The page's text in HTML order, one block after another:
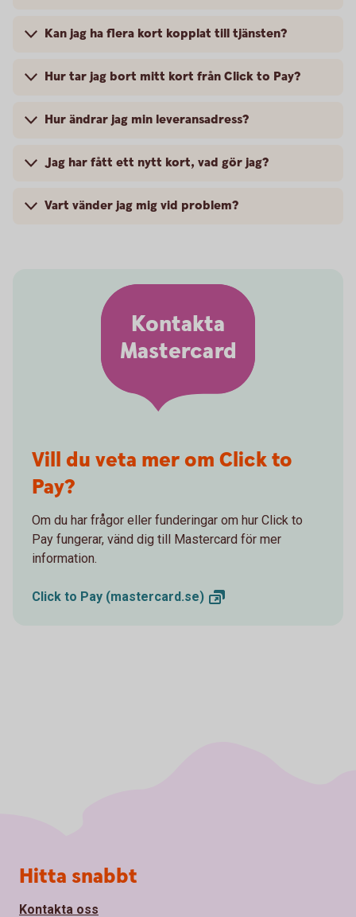
Kan jag ha flera kort kopplat till tjänsten?
Hur tar jag bort mitt kort från Click to Pay?
Hur ändrar jag min leveransadress?
Jag har fått ett nytt kort, vad gör jag?
Vart vänder jag mig vid problem?
Kontakta
Mastercard
Vill du veta mer om Click to
Pay?
Om du har frågor eller funderingar om hur Click to
Pay fungerar, vänd dig till Mastercard för mer
information.
Click to Pay (mastercard.se)
Sidfot
Hitta snabbt
Kontakta oss